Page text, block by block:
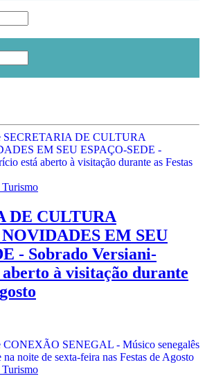
DE CULTURA
EM SEU
- Sobrado Versiani-
à visitação durante